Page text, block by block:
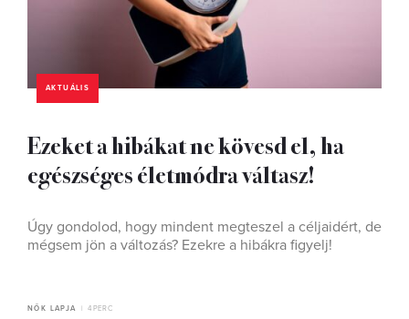
AKTUÁLIS
Ezeket a hibákat ne kövesd el, ha
egészséges életmódra váltasz!
Úgy gondolod, hogy mindent megteszel a céljaidért, de
mégsem jön a változás? Ezekre a hibákra figyelj!
NŐK LAPJA 4 PERC